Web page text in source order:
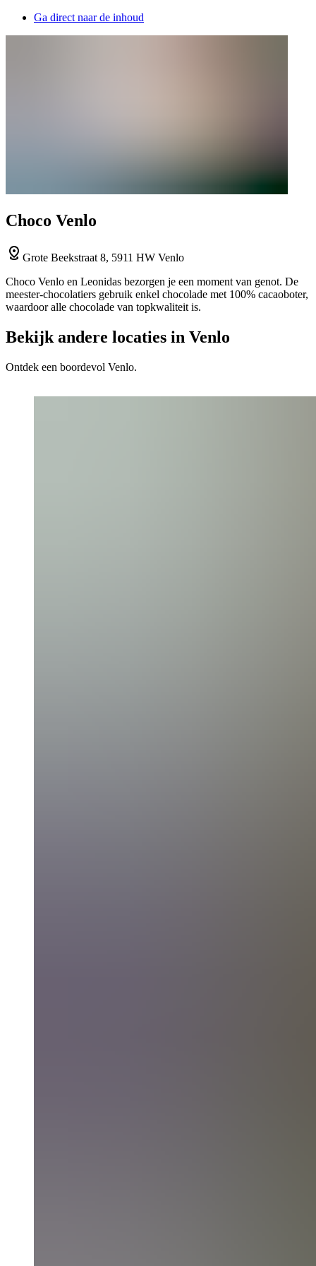
Ga direct naar de inhoud
Choco Venlo
Grote Beekstraat 8, 5911 HW Venlo
Choco Venlo en Leonidas bezorgen je een moment van genot. De
meester-chocolatiers gebruik enkel chocolade met 100% cacaoboter,
waardoor alle chocolade van topkwaliteit is.
Bekijk andere locaties in Venlo
Ontdek een boordevol Venlo.